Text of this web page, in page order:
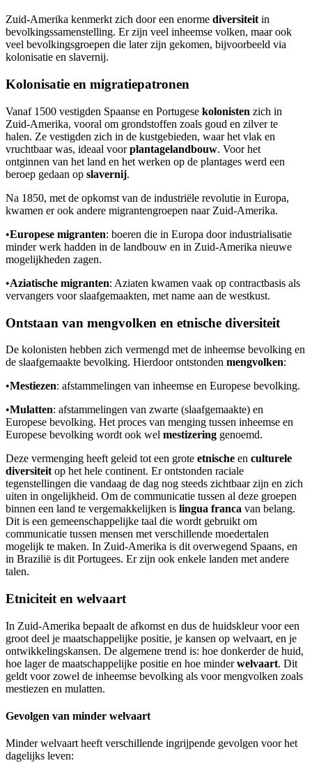
Zuid-Amerika kenmerkt zich door een enorme diversiteitin
bevolkingssamenstelling. Er zijn veel inheemse volken, maar ook
veel bevolkingsgroepen die later zijn gekomen, bijvoorbeeld via
kolonisatie en slavernij.
Kolonisatie en migratiepatronen
Vanaf 1500 vestigden Spaanse en Portugese kolonisten zich in
Zuid-Amerika, vooral om grondstoffen zoals goud en zilver te
halen. Ze vestigden zich in de kustgebieden, waar het vlak en
vruchtbaar was, ideaal voorplantagelandbouw. Voor het
ontginnen van het land en het werken op de plantages werd een
beroep gedaan op slavernij.
Na 1850, met de opkomst van de industriële revolutie in Europa,
kwamen er ook andere migrantengroepen naar Zuid-Amerika.
•Europese migranten: boeren die in Europa door industrialisatie
minder werk hadden in de landbouw en in Zuid-Amerika nieuwe
mogelijkheden zagen.
•Aziatische migranten: Aziaten kwamen vaak op contractbasis als
vervangers voor slaafgemaakten, met name aan de westkust.
Ontstaan van mengvolken en etnische diversiteit
De kolonisten hebben zich vermengd met de inheemse bevolking en
de slaafgemaakte bevolking. Hierdoor ontstonden mengvolken:
•Mestiezen: afstammelingen van inheemse en Europese bevolking.
•Mulatten: afstammelingen van zwarte (slaafgemaakte) en
Europese bevolking. Het proces van menging tussen inheemse en
Europese bevolking wordt ook wel mestizering genoemd.
Deze vermenging heeft geleid tot een grote etnische en culturele
diversiteit op het hele continent. Er ontstonden raciale
tegenstellingen die vandaag de dag nog steeds zichtbaar zijn en zich
uiten in ongelijkheid. Om de communicatie tussen al deze groepen
binnen een land te vergemakkelijken is lingua franca van belang.
Dit is een gemeenschappelijke taal die wordt gebruikt om
communicatie tussen mensen met verschillende moedertalen
mogelijk te maken. In Zuid-Amerika is dit overwegend Spaans, en
in Brazilië is dit Portugees. Er zijn ook enkele landen met andere
talen.
Etniciteit en welvaart
In Zuid-Amerika bepaalt de afkomst en dus de huidskleur voor een
groot deel je maatschappelijke positie, je kansen op welvaart, en je
ontwikkelingskansen. De algemene trend is: hoe donkerder de huid,
hoe lager de maatschappelijke positie en hoe minderwelvaart. Dit
geldt voor zowel de inheemse bevolking als voor mengvolken zoals
mestiezen en mulatten.
Gevolgen van minder welvaart
Minder welvaart heeft verschillende ingrijpende gevolgen voor het
dagelijks leven: